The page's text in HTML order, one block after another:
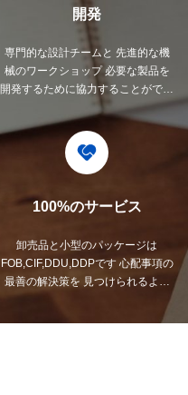
開発
専門的な設計チームと 先進的な機
械のワークショップ 必要な製品を
開発するために協力することができ
ます.
100%のサービス
卸売品と小型のパッケージは
FOB,CIF,DDU,DDPです 心配事項の
最善の解決策を 見つけられるよう